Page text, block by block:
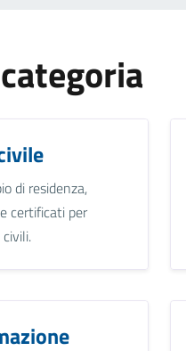
di residenza,
certificati per